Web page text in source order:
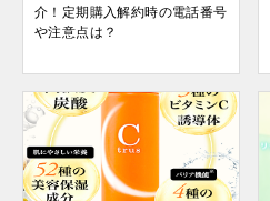
介！定期購入解約時の電話番号
や注意点は？